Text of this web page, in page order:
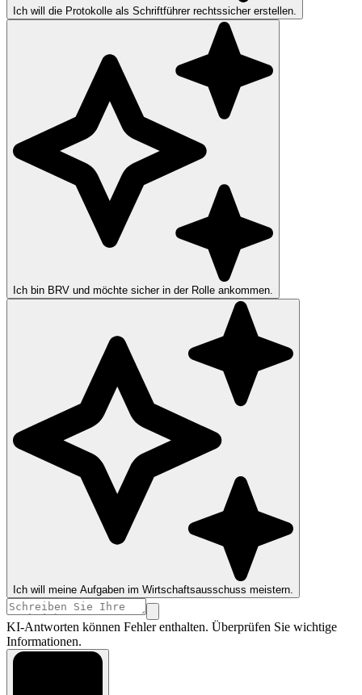
Ich will die Protokolle als Schriftführer rechtssicher erstellen.
Ich bin BRV und möchte sicher in der Rolle ankommen.
Ich will meine Aufgaben im Wirtschaftsausschuss meistern.
KI-Antworten können Fehler enthalten. Überprüfen Sie wichtige
Informationen.